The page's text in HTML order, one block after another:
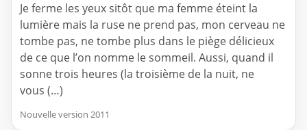
Je ferme les yeux sitôt que ma femme éteint la
lumière mais la ruse ne prend pas, mon cerveau ne
tombe pas, ne tombe plus dans le piège délicieux
de ce que l’on nomme le sommeil. Aussi, quand il
sonne trois heures (la troisième de la nuit, ne
vous (…)
Nouvelle version 2011